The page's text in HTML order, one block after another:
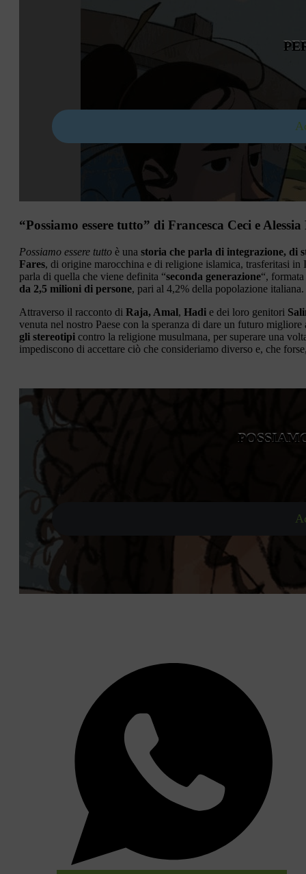
“Possiamo essere tutto” di Francesca Ceci e Alessia
Possiamo essere tutto è una storia che parla di integrazione, di
Fares, di origine marocchina e di religione islamica, trasferitasi
parla di quella che viene definita “seconda generazione“,
da 2,5 milioni di persone, pari al 4,2% della popolazione italiana.
Attraverso il racconto di Raja, Amal, Hadi e dei loro genitori
venuta nel nostro Paese con la speranza di dare un futuro
gli stereotipi contro la religione musulmana, per superare una
impediscono di accettare ciò che consideriamo diverso e, che